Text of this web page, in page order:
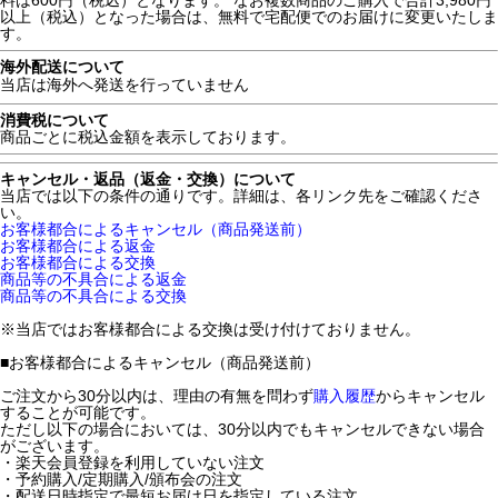
以上（税込）となった場合は、無料で宅配便でのお届けに変更いたしま
す。
海外配送について
当店は海外へ発送を行っていません
消費税について
商品ごとに税込金額を表示しております。
キャンセル・返品（返金・交換）について
当店では以下の条件の通りです。詳細は、各リンク先をご確認くださ
い。
お客様都合によるキャンセル（商品発送前）
お客様都合による返金
お客様都合による交換
商品等の不具合による返金
商品等の不具合による交換
※当店ではお客様都合による交換は受け付けておりません。
■お客様都合によるキャンセル（商品発送前）
ご注文から30分以内は、理由の有無を問わず購入履歴からキャンセル
することが可能です。
ただし以下の場合においては、30分以内でもキャンセルできない場合
がございます。
・楽天会員登録を利用していない注文
・予約購入/定期購入/頒布会の注文